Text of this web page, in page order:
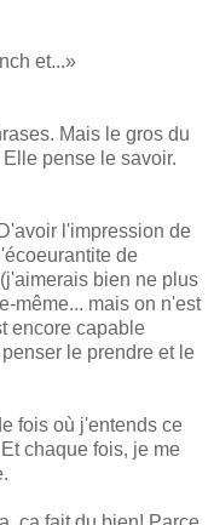
et...»
Mais le gros du
pense le savoir.
l'impression de
de
bien ne plus
même... mais on n'est
encore capable
le prendre et le
fois où j'entends ce
chaque fois, je me